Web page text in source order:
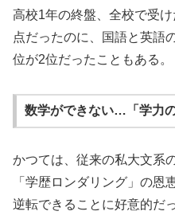
高校1年の終盤、全校で受
点だったのに、国語と英語
位が2位だったこともある。
数学ができない…「学力
かつては、従来の私大文系
「学歴ロンダリング」の恩
逆転できることに好意的だ